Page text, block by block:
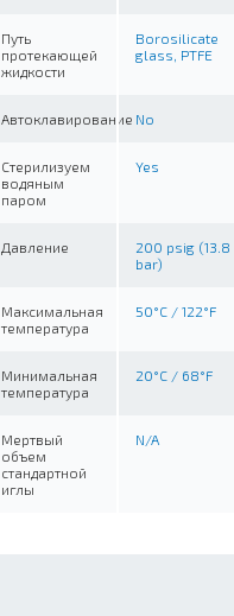
Путь
протекающей
жидкости
Borosilicate
glass, PTFE
Автоклавирование No
Стерилизуем
водяным
паром
Yes
Давление
200 psig (13.8
bar)
Максимальная
температура
50°C / 122°F
Минимальная
температура
20°C / 68°F
Мертвый
объем
стандартной
иглы
N/A